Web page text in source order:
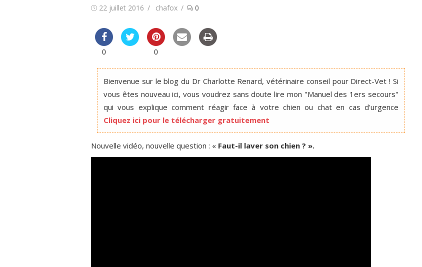
Posted
22 juillet 2016 Author
chafox 0
0 0
Bienvenue sur le blog du Dr Charlotte Renard, vétérinaire conseil pour Direct-Vet ! Si
vous êtes nouveau ici, vous voudrez sans doute lire mon "Manuel des 1ers secours"
qui vous explique comment réagir face à votre chien ou chat en cas d'urgence
Cliquez ici pour le télécharger gratuitement
Nouvelle vidéo, nouvelle question : « Faut-il laver son chien ? ».